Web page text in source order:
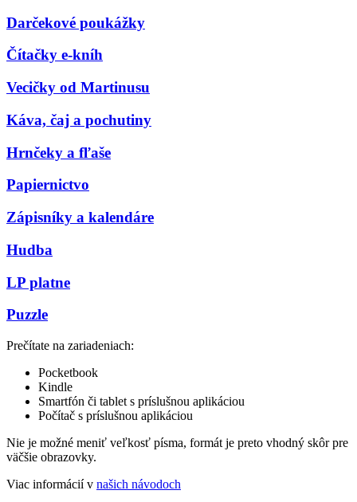
Darčekové poukážky
Čítačky e-kníh
Vecičky od Martinusu
Káva, čaj a pochutiny
Hrnčeky a fľaše
Papiernictvo
Zápisníky a kalendáre
Hudba
LP platne
Puzzle
Prečítate na zariadeniach:
Pocketbook
Kindle
Smartfón či tablet s príslušnou aplikáciou
Počítač s príslušnou aplikáciou
Nie je možné meniť veľkosť písma, formát je preto vhodný skôr pre
väčšie obrazovky.
Viac informácií v našich návodoch